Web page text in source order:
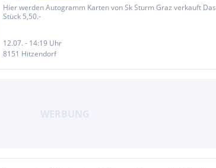
Hier werden Autogramm Karten von Sk Sturm Graz verkauft Das
Stück 5,50.-
12.07. - 14:19 Uhr
8151 Hitzendorf